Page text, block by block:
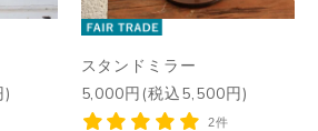
スタンドミラー
5,000円(税込5,500円)
2件